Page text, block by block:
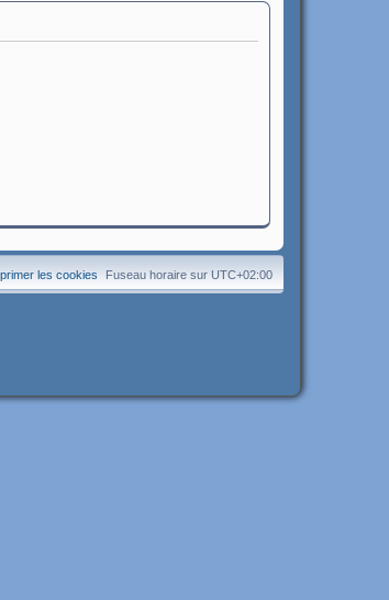
Fuseau horaire sur UTC+02:00
les cookies